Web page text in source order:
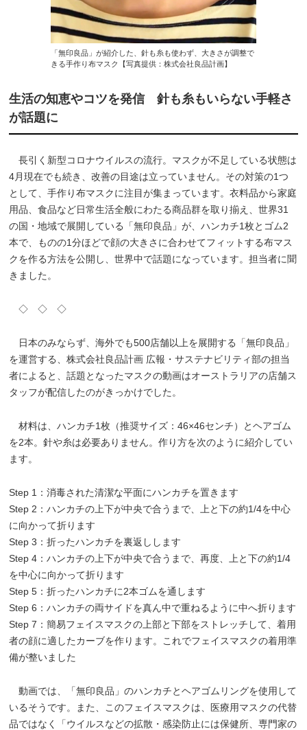
「無印良品」が紹介した、針も糸も使わず、大きさが調整で
きる手作り布マスク【写真提供：株式会社良品計画】
生活の知恵やコツを発信 針も糸もいらない手軽さ
が話題に
長引く新型コロナウイルスの流行。マスクが不足している状態は
4月現在でも続き、改善の目途は立っていません。その対策の1つ
として、手作り布マスクに注目が集まっています。衣料品から家庭
用品、食品など日常生活全般にわたる商品群を取り揃え、世界31
の国・地域で展開している「無印良品」が、ハンカチ1枚とゴム2
本で、ものの1分ほどで顔の大きさに合わせてフィットする布マス
クを作る方法を公開し、世界中で話題になっています。担当者に聞
きました。
◇ ◇ ◇
日本のみならず、海外でも500店舗以上を展開する「無印良品」
を運営する、株式会社良品計画 広報・サステナビリティ部の担当
者によると、話題となったマスクの動画はオーストラリアの店舗ス
タッフが配信したのがきっかけでした。
材料は、ハンカチ1枚（推奨サイズ：46×46センチ）とヘアゴム
を2本。針や糸は必要ありません。作り方を次のように紹介してい
ます。
Step 1：消毒された清潔な平面にハンカチを置きます
Step 2：ハンカチの上下が中央で合うまで、上と下の約1/4を中心
に向かって折ります
Step 3：折ったハンカチを裏返しします
Step 4：ハンカチの上下が中央で合うまで、再度、上と下の約1/4
を中心に向かって折ります
Step 5：折ったハンカチに2本ゴムを通します
Step 6：ハンカチの両サイドを真ん中で重ねるように中へ折ります
Step 7：簡易フェイスマスクの上部と下部をストレッチして、着用
者の顔に適したカーブを作ります。これでフェイスマスクの着用準
備が整いました
動画では、「無印良品」のハンカチとヘアゴムリングを使用して
いるそうです。また、このフェイスマスクは、医療用マスクの代替
品ではなく「ウイルスなどの拡散・感染防止には保健所、専門家の